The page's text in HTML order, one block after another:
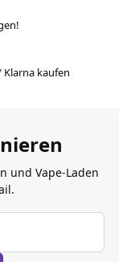
Klarna kaufen
und Vape-Laden